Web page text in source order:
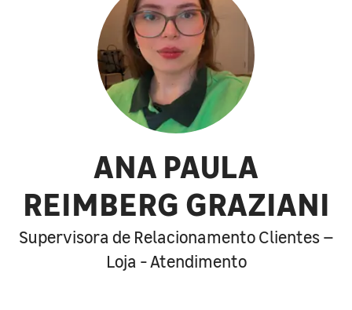
ANA PAULA
REIMBERG GRAZIANI
Supervisora de Relacionamento Clientes –
Loja - Atendimento